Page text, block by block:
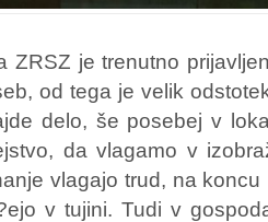
ZRSZ je trenutno
od tega je velik
delo, še posebej v
da vlagamo v
vlagajo trud, na
v tujini. Tudi v